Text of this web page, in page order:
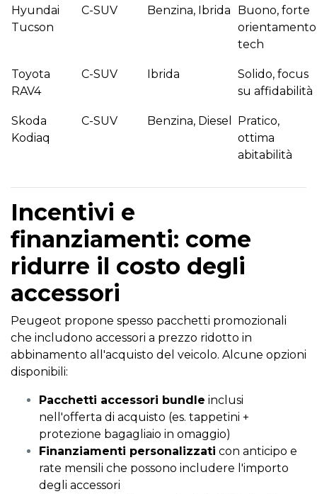
Hyundai
Tucson
C-SUV Benzina, Ibrida
Buono, forte
orientamento
tech
Toyota
RAV4
C-SUV Ibrida
Solido, focus
su affidabilità
Skoda
Kodiaq
C-SUV Benzina, Diesel
Pratico,
ottima
abitabilità
Incentivi e
finanziamenti: come
ridurre il costo degli
accessori
Peugeot propone spesso pacchetti promozionali
che includono accessori a prezzo ridotto in
abbinamento all'acquisto del veicolo. Alcune opzioni
disponibili:
Pacchetti accessori bundle inclusi
nell'offerta di acquisto (es. tappetini +
protezione bagagliaio in omaggio)
Finanziamenti personalizzati con anticipo e
rate mensili che possono includere l'importo
degli accessori